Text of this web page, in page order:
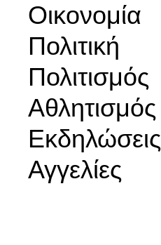
Οικονομία
Πολιτική
Πολιτισμός
Αθλητισμός
Εκδηλώσεις
Αγγελίες